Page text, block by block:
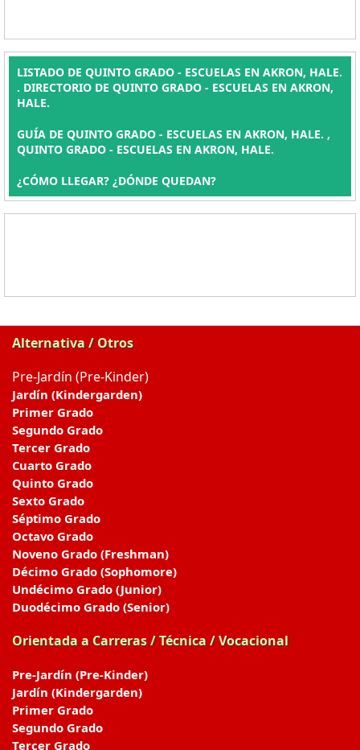
LISTADO DE QUINTO GRADO - ESCUELAS EN AKRON, HALE.
. DIRECTORIO DE QUINTO GRADO - ESCUELAS EN AKRON,
HALE.
GUÍA DE QUINTO GRADO - ESCUELAS EN AKRON, HALE. ,
QUINTO GRADO - ESCUELAS EN AKRON, HALE.
¿CÓMO LLEGAR? ¿DÓNDE QUEDAN?
Alternativa / Otros
Pre-Jardín (Pre-Kinder)
Jardín (Kindergarden)
Primer Grado
Segundo Grado
Tercer Grado
Cuarto Grado
Quinto Grado
Sexto Grado
Séptimo Grado
Octavo Grado
Noveno Grado (Freshman)
Décimo Grado (Sophomore)
Undécimo Grado (Junior)
Duodécimo Grado (Senior)
Orientada a Carreras / Técnica / Vocacional
Pre-Jardín (Pre-Kinder)
Jardín (Kindergarden)
Primer Grado
Segundo Grado
Tercer Grado